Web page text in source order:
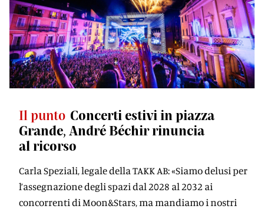
Il punto Concerti estivi in piazza
Grande, André Béchir rinuncia
al ricorso
Carla Speziali, legale della TAKK AB: «Siamo delusi per
l’assegnazione degli spazi dal 2028 al 2032 ai
concorrenti di Moon&Stars, ma mandiamo i nostri